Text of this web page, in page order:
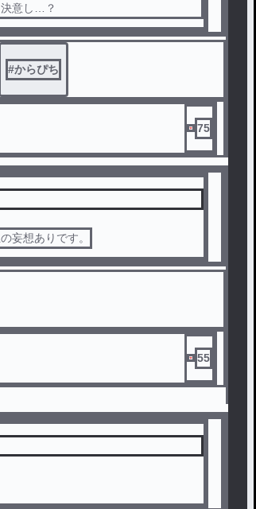
意し…？
#からぴち
75
妄想ありです。
55